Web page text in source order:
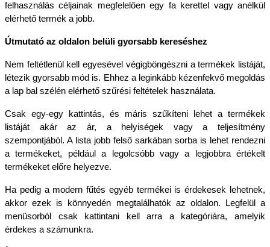
felhasználás céljainak megfelelően egy fa kerettel vagy anélkül
elérhető termék a jobb.
Útmutató az oldalon belüli gyorsabb kereséshez
Nem feltétlenül kell egyesével végigböngészni a termékek listáját,
létezik gyorsabb mód is. Ehhez a leginkább kézenfekvő megoldás
a lap bal szélén elérhető szűrési feltételek használata.
Csak egy-egy kattintás, és máris szűkíteni lehet a termékek
listáját akár az ár, a helyiségek vagy a teljesítmény
szempontjából. A lista jobb felső sarkában sorba is lehet rendezni
a termékeket, például a legolcsóbb vagy a legjobbra értékelt
termékeket előre helyezve.
Ha pedig a modern fűtés egyéb termékei is érdekesek lehetnek,
akkor ezek is könnyedén megtalálhatók az oldalon. Legfelül a
menüsorból csak kattintani kell arra a kategóriára, amelyik
érdekes a számunkra.